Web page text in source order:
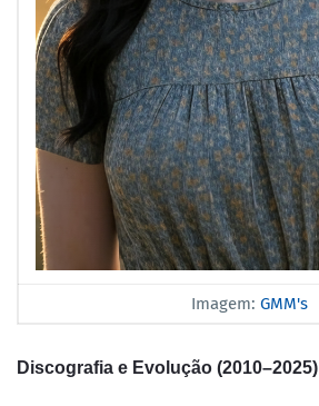
Imagem: GMM's
Discografia e Evolução (2010–2025)